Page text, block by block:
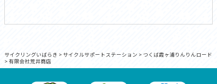
サイクリングいばらき > サイクルサポートステーション > つくば霞ヶ浦りんりんロード
> 有限会社荒井商店